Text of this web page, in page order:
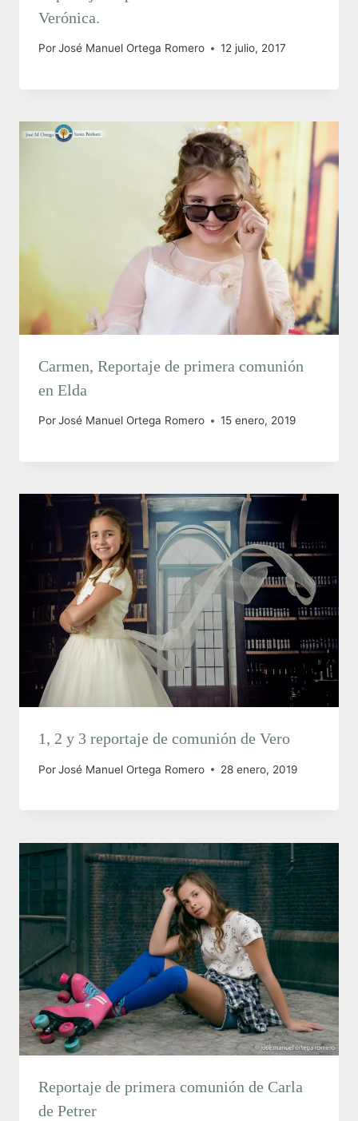
Verónica.
PorJosé Manuel Ortega Romero 12 julio, 2017
Carmen, Reportaje de primera comunión
en Elda
PorJosé Manuel Ortega Romero 15 enero, 2019
1, 2 y 3 reportaje de comunión de Vero
PorJosé Manuel Ortega Romero 28 enero, 2019
Reportaje de primera comunión de Carla
de Petrer